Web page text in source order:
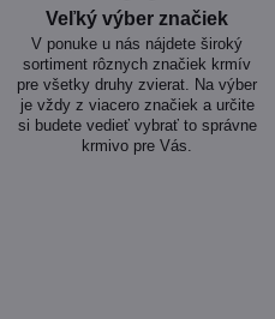
Veľký výber značiek
V ponuke u nás nájdete široký
sortiment rôznych značiek krmív
pre všetky druhy zvierat. Na výber
je vždy z viacero značiek a určite
si budete vedieť vybrať to správne
krmivo pre Vás.